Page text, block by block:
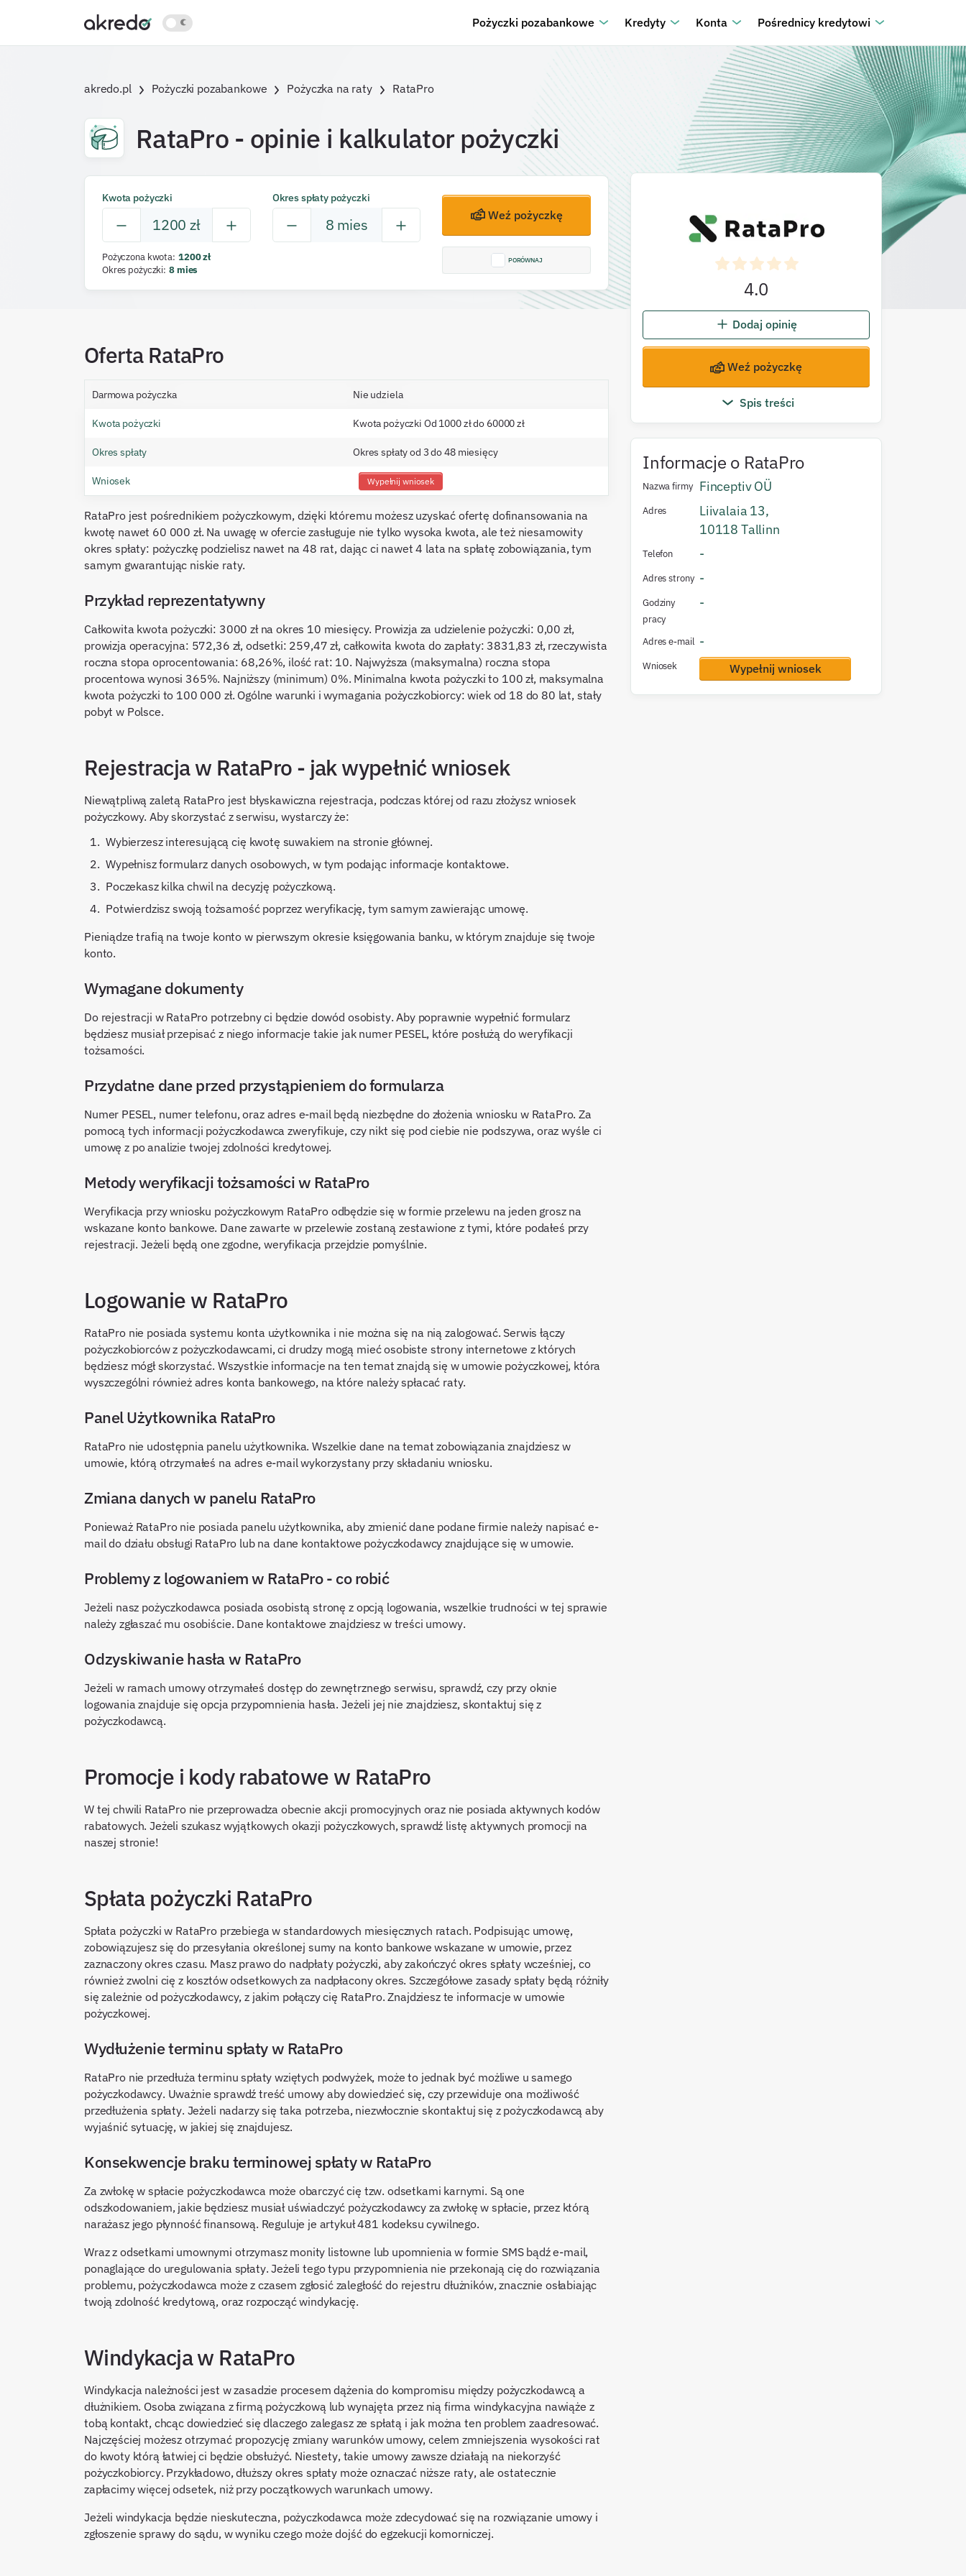
Pożyczki pozabankowe Kredyty Konta Pośrednicy kredytowi
akredo.pl Pożyczki pozabankowe Pożyczka na raty RataPro
RataPro- opinie i kalkulator pożyczki
4.0
Dodaj opinię
Weź pożyczkę
Spis treści
Informacje o RataPro
Nazwa firmy Finceptiv OÜ
Adres Liivalaia 13,
10118 Tallinn
Telefon -
Adres strony -
Godziny
pracy
-
Adres e-mail -
Wniosek Wypełnij wniosek
Kwota pożyczki
1200 zł
Okres spłaty pożyczki
8 mies
Pożyczona kwota: 1200zł
Okres pożyczki: 8mies
Weź pożyczkę
PORÓWNAJ
Oferta RataPro
Darmowa pożyczka Nie udziela
Kwota pożyczki Kwota pożyczki Od 1000 zł do 60000 zł
Okres spłaty Okres spłaty od 3 do 48 miesięcy
Wniosek Wypełnij wniosek
RataPro jest pośrednikiem pożyczkowym, dzięki któremu możesz uzyskać ofertę dofinansowania na
kwotę nawet 60 000 zł. Na uwagę w ofercie zasługuje nie tylko wysoka kwota, ale też niesamowity
okres spłaty: pożyczkę podzielisz nawet na 48 rat, dając ci nawet 4 lata na spłatę zobowiązania, tym
samym gwarantując niskie raty.
Przykład reprezentatywny
Całkowita kwota pożyczki: 3000 zł na okres 10 miesięcy. Prowizja za udzielenie pożyczki: 0,00 zł,
prowizja operacyjna: 572,36 zł, odsetki: 259,47 zł, całkowita kwota do zapłaty: 3831,83 zł, rzeczywista
roczna stopa oprocentowania: 68,26%, ilość rat: 10. Najwyższa (maksymalna) roczna stopa
procentowa wynosi 365%. Najniższy (minimum) 0%. Minimalna kwota pożyczki to 100 zł, maksymalna
kwota pożyczki to 100 000 zł. Ogólne warunki i wymagania pożyczkobiorcy: wiek od 18 do 80 lat, stały
pobyt w Polsce.
Rejestracja w RataPro - jak wypełnić wniosek
Niewątpliwą zaletą RataPro jest błyskawiczna rejestracja, podczas której od razu złożysz wniosek
pożyczkowy. Aby skorzystać z serwisu, wystarczy że:
Wybierzesz interesującą cię kwotę suwakiem na stronie głównej.
Wypełnisz formularz danych osobowych, w tym podając informacje kontaktowe.
Poczekasz kilka chwil na decyzję pożyczkową.
Potwierdzisz swoją tożsamość poprzez weryfikację, tym samym zawierając umowę.
Pieniądze trafią na twoje konto w pierwszym okresie księgowania banku, w którym znajduje się twoje
konto.
Wymagane dokumenty
Do rejestracji w RataPro potrzebny ci będzie dowód osobisty. Aby poprawnie wypełnić formularz
będziesz musiał przepisać z niego informacje takie jak numer PESEL, które posłużą do weryfikacji
tożsamości.
Przydatne dane przed przystąpieniem do formularza
Numer PESEL, numer telefonu, oraz adres e-mail będą niezbędne do złożenia wniosku w RataPro. Za
pomocą tych informacji pożyczkodawca zweryfikuje, czy nikt się pod ciebie nie podszywa, oraz wyśle ci
umowę z po analizie twojej zdolności kredytowej.
Metody weryfikacji tożsamości w RataPro
Weryfikacja przy wniosku pożyczkowym RataPro odbędzie się w formie przelewu na jeden grosz na
wskazane konto bankowe. Dane zawarte w przelewie zostaną zestawione z tymi, które podałeś przy
rejestracji. Jeżeli będą one zgodne, weryfikacja przejdzie pomyślnie.
Logowanie w RataPro
RataPro nie posiada systemu konta użytkownika i nie można się na nią zalogować. Serwis łączy
pożyczkobiorców z pożyczkodawcami, ci drudzy mogą mieć osobiste strony internetowe z których
będziesz mógł skorzystać. Wszystkie informacje na ten temat znajdą się w umowie pożyczkowej, która
wyszczególni również adres konta bankowego, na które należy spłacać raty.
Panel Użytkownika RataPro
RataPro nie udostępnia panelu użytkownika. Wszelkie dane na temat zobowiązania znajdziesz w
umowie, którą otrzymałeś na adres e-mail wykorzystany przy składaniu wniosku.
Zmiana danych w panelu RataPro
Ponieważ RataPro nie posiada panelu użytkownika, aby zmienić dane podane firmie należy napisać e-
mail do działu obsługi RataPro lub na dane kontaktowe pożyczkodawcy znajdujące się w umowie.
Problemy z logowaniem w RataPro - co robić
Jeżeli nasz pożyczkodawca posiada osobistą stronę z opcją logowania, wszelkie trudności w tej sprawie
należy zgłaszać mu osobiście. Dane kontaktowe znajdziesz w treści umowy.
Odzyskiwanie hasła w RataPro
Jeżeli w ramach umowy otrzymałeś dostęp do zewnętrznego serwisu, sprawdź, czy przy oknie
logowania znajduje się opcja przypomnienia hasła. Jeżeli jej nie znajdziesz, skontaktuj się z
pożyczkodawcą.
Promocje i kody rabatowe w RataPro
W tej chwili RataPro nie przeprowadza obecnie akcji promocyjnych oraz nie posiada aktywnych kodów
rabatowych. Jeżeli szukasz wyjątkowych okazji pożyczkowych, sprawdź listę aktywnych promocji na
naszej stronie!
Spłata pożyczki RataPro
Spłata pożyczki w RataPro przebiega w standardowych miesięcznych ratach. Podpisując umowę,
zobowiązujesz się do przesyłania określonej sumy na konto bankowe wskazane w umowie, przez
zaznaczony okres czasu. Masz prawo do nadpłaty pożyczki, aby zakończyć okres spłaty wcześniej, co
również zwolni cię z kosztów odsetkowych za nadpłacony okres. Szczegółowe zasady spłaty będą różniły
się zależnie od pożyczkodawcy, z jakim połączy cię RataPro. Znajdziesz te informacje w umowie
pożyczkowej.
Wydłużenie terminu spłaty w RataPro
RataPro nie przedłuża terminu spłaty wziętych podwyżek, może to jednak być możliwe u samego
pożyczkodawcy. Uważnie sprawdź treść umowy aby dowiedzieć się, czy przewiduje ona możliwość
przedłużenia spłaty. Jeżeli nadarzy się taka potrzeba, niezwłocznie skontaktuj się z pożyczkodawcą aby
wyjaśnić sytuację, w jakiej się znajdujesz.
Konsekwencje braku terminowej spłaty w RataPro
Za zwłokę w spłacie pożyczkodawca może obarczyć cię tzw. odsetkami karnymi. Są one
odszkodowaniem, jakie będziesz musiał uświadczyć pożyczkodawcy za zwłokę w spłacie, przez którą
narażasz jego płynność finansową. Reguluje je artykuł 481 kodeksu cywilnego.
Wraz z odsetkami umownymi otrzymasz monity listowne lub upomnienia w formie SMS bądź e-mail,
ponaglające do uregulowania spłaty. Jeżeli tego typu przypomnienia nie przekonają cię do rozwiązania
problemu, pożyczkodawca może z czasem zgłosić zaległość do rejestru dłużników, znacznie osłabiając
twoją zdolność kredytową, oraz rozpocząć windykację.
Windykacja w RataPro
Windykacja należności jest w zasadzie procesem dążenia do kompromisu między pożyczkodawcą a
dłużnikiem. Osoba związana z firmą pożyczkową lub wynajęta przez nią firma windykacyjna nawiąże z
tobą kontakt, chcąc dowiedzieć się dlaczego zalegasz ze spłatą i jak można ten problem zaadresować.
Najczęściej możesz otrzymać propozycję zmiany warunków umowy, celem zmniejszenia wysokości rat
do kwoty którą łatwiej ci będzie obsłużyć. Niestety, takie umowy zawsze działają na niekorzyść
pożyczkobiorcy. Przykładowo, dłuższy okres spłaty może oznaczać niższe raty, ale ostatecznie
zapłacimy więcej odsetek, niż przy początkowych warunkach umowy.
Jeżeli windykacja będzie nieskuteczna, pożyczkodawca może zdecydować się na rozwiązanie umowy i
zgłoszenie sprawy do sądu, w wyniku czego może dojść do egzekucji komorniczej.